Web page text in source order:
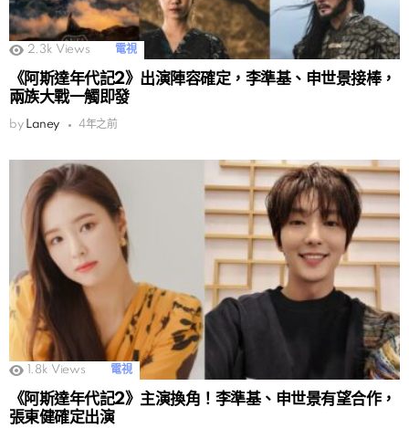
2.3k Views 電視
《阿斯達年代記2》出演陣容確定，李準基、申世景接棒，
兩族大戰一觸即發
by Laney 4年之前
1.8k Views 電視
《阿斯達年代記2》主演換角！李準基、申世景有望合作，
張東健確定出演